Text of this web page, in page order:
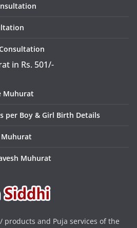
in Rs. 501/-
Muhurat
per Boy & Girl Birth Details
Muhurat
products and Puja services of the